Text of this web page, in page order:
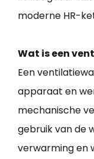
moderne HR-
Wat is een
Een
apparaat en
mechanische
gebruik van de
verwarming en